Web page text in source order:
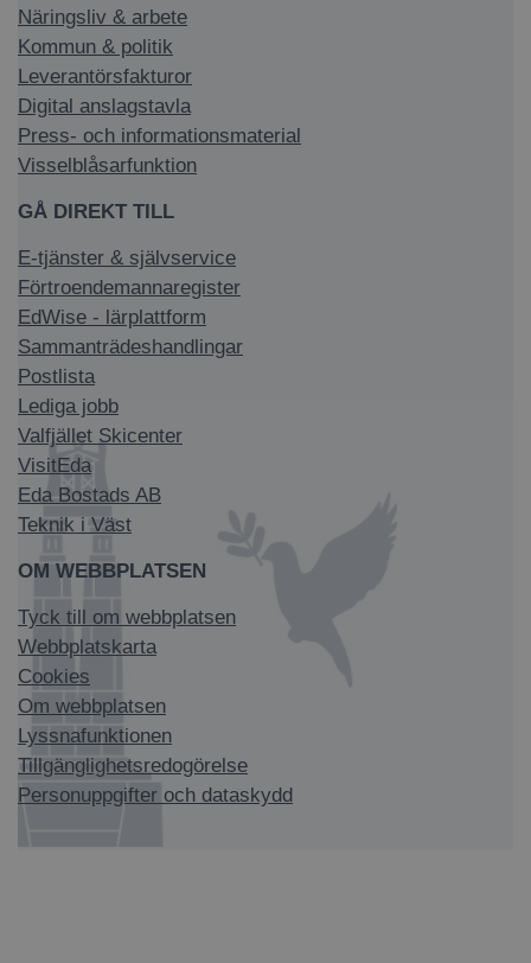
Näringsliv & arbete
Kommun & politik
Leverantörsfakturor
Digital anslagstavla
Press- och informationsmaterial
Visselblåsarfunktion
GÅ DIREKT TILL
E-tjänster & självservice
Förtroendemannaregister
EdWise - lärplattform
Sammanträdeshandlingar
Postlista
Lediga jobb
Valfjället Skicenter
VisitEda
Eda Bostads AB
Teknik i Väst
OM WEBBPLATSEN
Tyck till om webbplatsen
Webbplatskarta
Cookies
Om webbplatsen
Lyssnafunktionen
Tillgänglighetsredogörelse
Personuppgifter och dataskydd